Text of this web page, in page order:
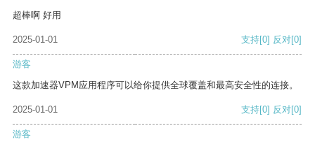
超棒啊 好用
2025-01-01 支持[0] 反对[0]
游客
这款加速器VPM应用程序可以给你提供全球覆盖和最高安全性的连接。
2025-01-01 支持[0] 反对[0]
游客